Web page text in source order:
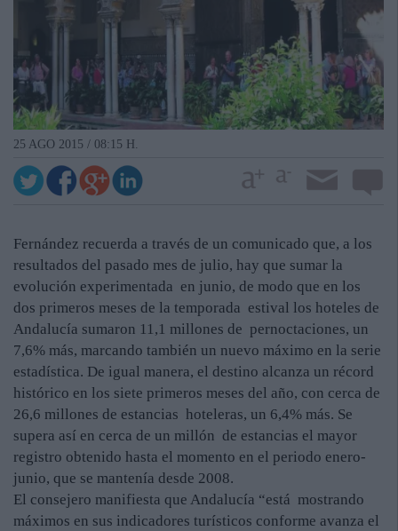
25 AGO 2015 / 08:15 H.
Fernández recuerda a través de un comunicado que, a los
resultados del pasado mes de julio, hay que sumar la
evolución experimentada en junio, de modo que en los
dos primeros meses de la temporada estival los hoteles de
Andalucía sumaron 11,1 millones de pernoctaciones, un
7,6% más, marcando también un nuevo máximo en la serie
estadística. De igual manera, el destino alcanza un récord
histórico en los siete primeros meses del año, con cerca de
26,6 millones de estancias hoteleras, un 6,4% más. Se
supera así en cerca de un millón de estancias el mayor
registro obtenido hasta el momento en el periodo enero-
junio, que se mantenía desde 2008.
El consejero manifiesta que Andalucía “está mostrando
máximos en sus indicadores turísticos conforme avanza el